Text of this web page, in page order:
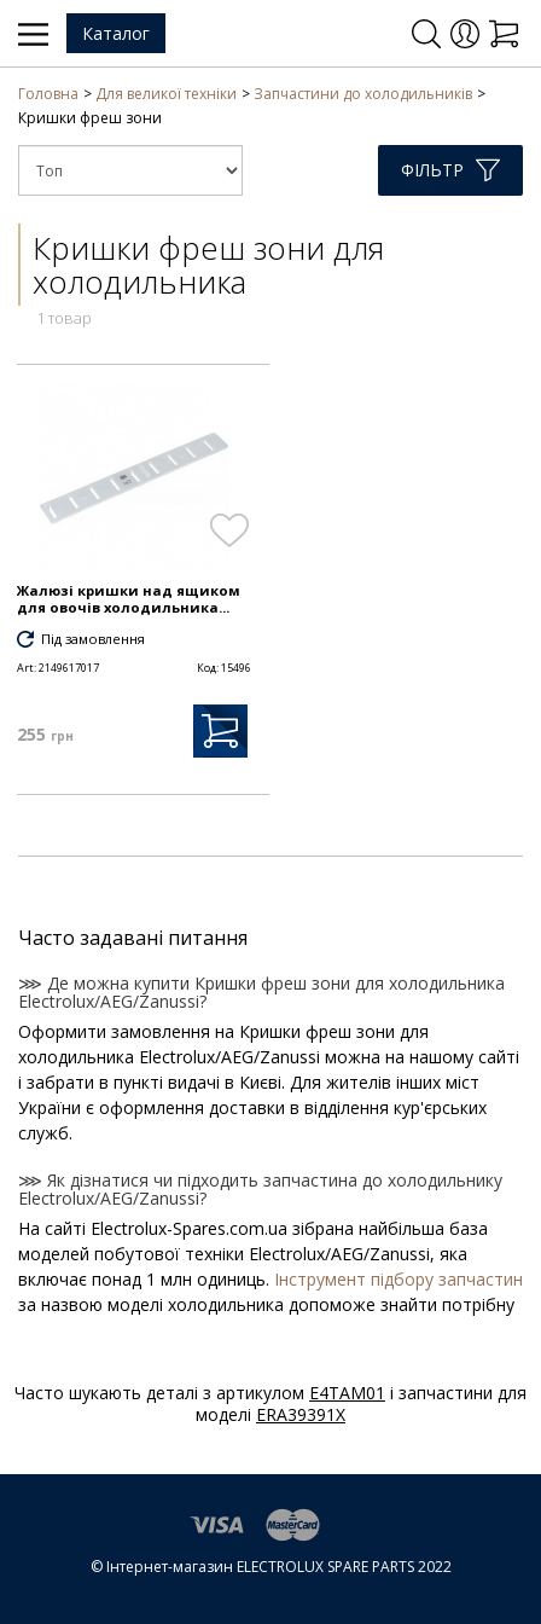
Каталог
Головна Для великої техніки
Запчастини до холодильників
Кришки фреш зони
ФІЛЬТР
Кришки фреш зони для
холодильника
1 товар
Жалюзі кришки над ящиком
для овочів холодильника...
Під замовлення
Art:2149617017 Код:15496
255 грн
Часто задавані питання
⋙ Де можна купити Кришки фреш зони для холодильника
Electrolux/AEG/Zanussi?
Оформити замовлення на Кришки фреш зони для
холодильника Electrolux/AEG/Zanussi можна на нашому сайті
і забрати в пункті видачі в Києві. Для жителів інших міст
України є оформлення доставки в відділення кур'єрських
служб.
⋙ Як дізнатися чи підходить запчастина до холодильнику
Electrolux/AEG/Zanussi?
На сайті Electrolux-Spares.com.ua зібрана найбільша база
моделей побутової техніки Electrolux/AEG/Zanussi, яка
включає понад 1 млн одиниць. Інструмент підбору запчастин
за назвою моделі холодильника допоможе знайти потрібну
Electrolux/AEG/Zanussi?
Спеціальна наклейка виробника з назвою моделі і іншими
холодильника Electrolux/AEG/Zanussi.
⋙ Скільки коштує Кришки фреш зони для холодильника
На нашому сайті можна купити оригінальні Кришки фреш
Часто шукають деталі з артикулом E4TAM01 і запчастини для
моделі ERA39391X
© Інтернет-магазин ELECTROLUX SPARE PARTS 2022